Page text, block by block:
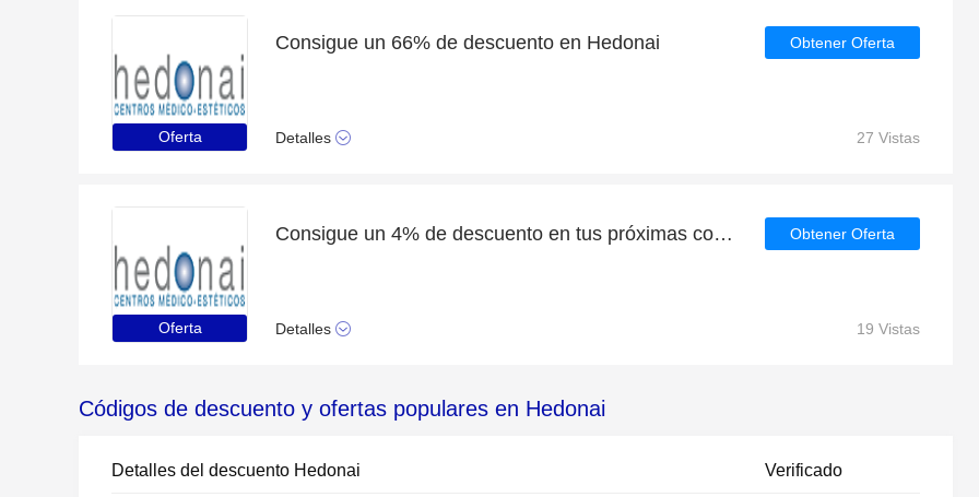
Oferta
Consigue un 66% de descuento en Hedonai
Detalles
Obtener Oferta
27 Vistas
Oferta
Consigue un 4% de descuento en tus próximas compras en Hedonai
Detalles
Obtener Oferta
19 Vistas
Códigos de descuento y ofertas populares en Hedonai
Detalles del descuento Hedonai Verificado